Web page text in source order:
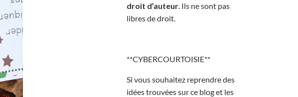
droit d’auteur. Ils ne sont pas
libres de droit.
**CYBERCOURTOISIE**
Si vous souhaitez reprendre des
idées trouvées sur ce blog et les